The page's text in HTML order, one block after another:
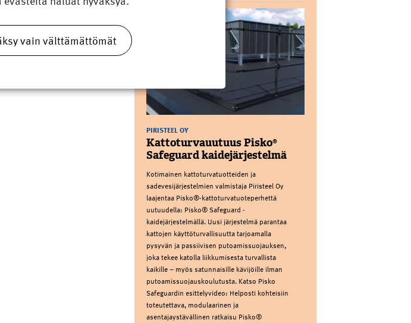
PIRISTEEL OY
Kattoturvauutuus Pisko®
Safeguard kaidejärjestelmä
Kotimainen kattoturvatuotteiden ja
sadevesijärjestelmien valmistaja Piristeel Oy
laajentaa Pisko®-kattoturvatuoteperhettä
uutuudella: Pisko® Safeguard -
kaidejärjestelmällä. Uusi järjestelmä parantaa
kattojen käyttöturvallisuutta tarjoamalla
pysyvän ja passiivisen putoamissuojauksen,
joka tekee katolla liikkumisesta turvallista
kaikille – myös satunnaisille kävijöille ilman
putoamissuojauskoulutusta. Katso Pisko
Safeguardin esittelyvideo: Helposti kohteisiin
toteutettava, modulaarinen ja
asentajaystävällinen ratkaisu Pisko®
vain välttämättömät